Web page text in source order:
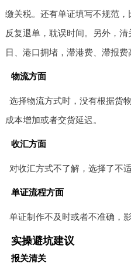
缴关税。还有单证填写不规范，
反复退单，耽误时间。另外，清
日、港口拥堵，滞港费、滞报费
物流方面
选择物流方式时，没有根据货
成本增加或者交货延迟。
收汇方面
对收汇方式不了解，选择了不
单证流程方面
单证制作不及时或者不准确，
实操避坑建议
报关清关